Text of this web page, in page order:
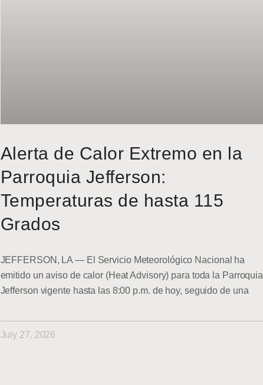
Alerta de Calor Extremo en la
Parroquia Jefferson:
Temperaturas de hasta 115
Grados
JEFFERSON, LA — El Servicio Meteorológico Nacional ha
emitido un aviso de calor (Heat Advisory) para toda la Parroquia
Jefferson vigente hasta las 8:00 p.m. de hoy, seguido de una
July 27, 2026